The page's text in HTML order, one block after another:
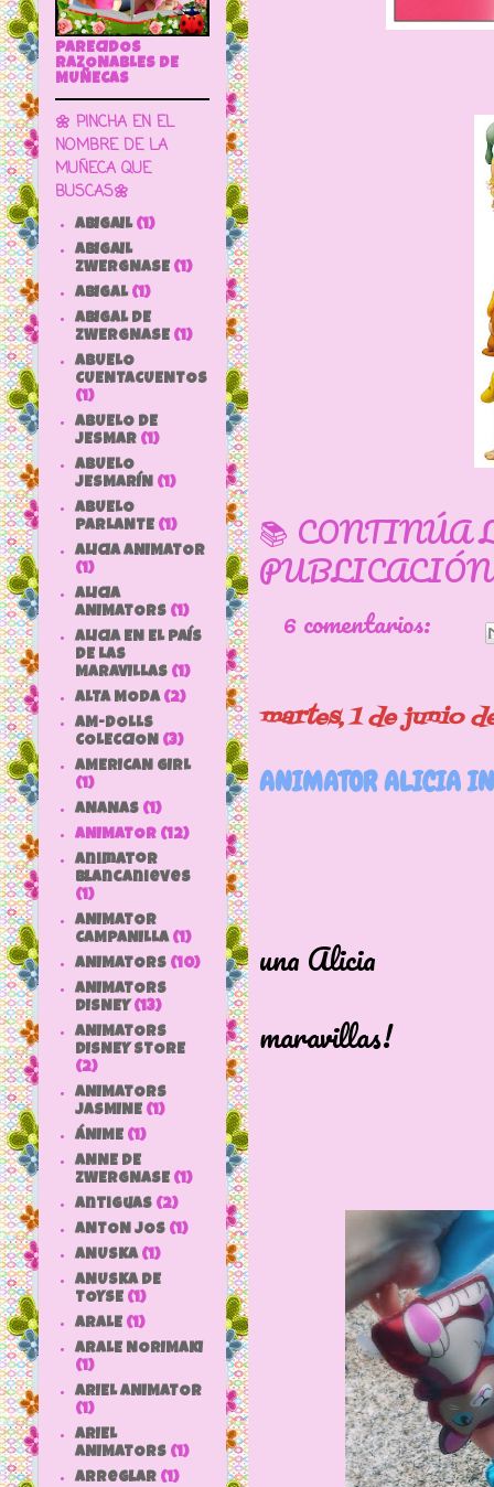
📚 CONTINÚA
6 comentarios:
martes, 1 de junio
ANIMATOR ALICIA
una Alicia
maravillas!
PARECIDOS
RAZONABLES DE
MUÑECAS
🌼 PINCHA EN EL
NOMBRE DE LA
MUÑECA QUE
BUSCAS🌼
ABIGAIL (1)
ABIGAIL
ZWERGNASE (1)
ABIGAL (1)
ABIGAL DE
ZWERGNASE (1)
ABUELO
CUENTACUENTOS
(1)
ABUELO DE
JESMAR (1)
ABUELO
JESMARÍN (1)
ABUELO
PARLANTE (1)
ALICIA ANIMATOR
(1)
ALICIA
ANIMATORS (1)
ALICIA EN EL PAÍS
DE LAS
MARAVILLAS (1)
ALTA MODA (2)
AM-DOLLS
COLECCION (3)
AMERICAN GIRL
(1)
ANANAS (1)
ANIMATOR (12)
animator
blancanieves
(1)
ANIMATOR
CAMPANILLA (1)
ANIMATORS (10)
ANIMATORS
DISNEY (13)
ANIMATORS
DISNEY STORE
(2)
ANIMATORS
JASMINE (1)
ÁNIME (1)
ANNE DE
ZWERGNASE (1)
antiguas (2)
ANTON JOS (1)
ANUSKA (1)
ANUSKA DE
TOYSE (1)
ARALE (1)
ARALE NORIMAKI
(1)
ARIEL ANIMATOR
(1)
ARIEL
ANIMATORS (1)
arreglar (1)